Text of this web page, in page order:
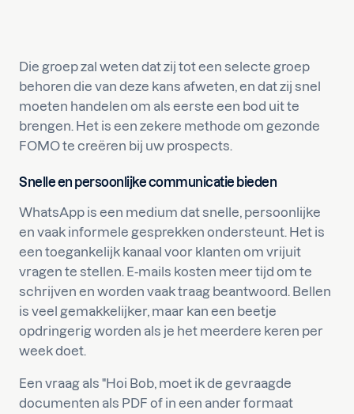
Die groep zal weten dat zij tot een selecte groep
behoren die van deze kans afweten, en dat zij snel
moeten handelen om als eerste een bod uit te
brengen. Het is een zekere methode om gezonde
FOMO te creëren bij uw prospects.
Snelle en persoonlijke communicatie bieden
WhatsApp is een medium dat snelle, persoonlijke
en vaak informele gesprekken ondersteunt. Het is
een toegankelijk kanaal voor klanten om vrijuit
vragen te stellen. E-mails kosten meer tijd om te
schrijven en worden vaak traag beantwoord. Bellen
is veel gemakkelijker, maar kan een beetje
opdringerig worden als je het meerdere keren per
week doet.
Een vraag als "Hoi Bob, moet ik de gevraagde
documenten als PDF of in een ander formaat